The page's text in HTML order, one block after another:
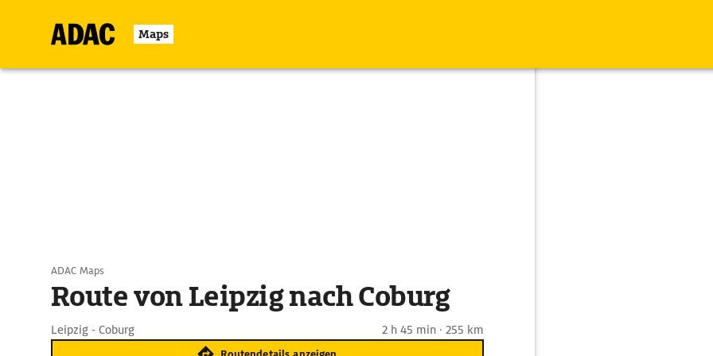
Maps
ADAC Maps
Route von Leipzig nach Coburg
Leipzig - Coburg 2 h 45 min · 255 km